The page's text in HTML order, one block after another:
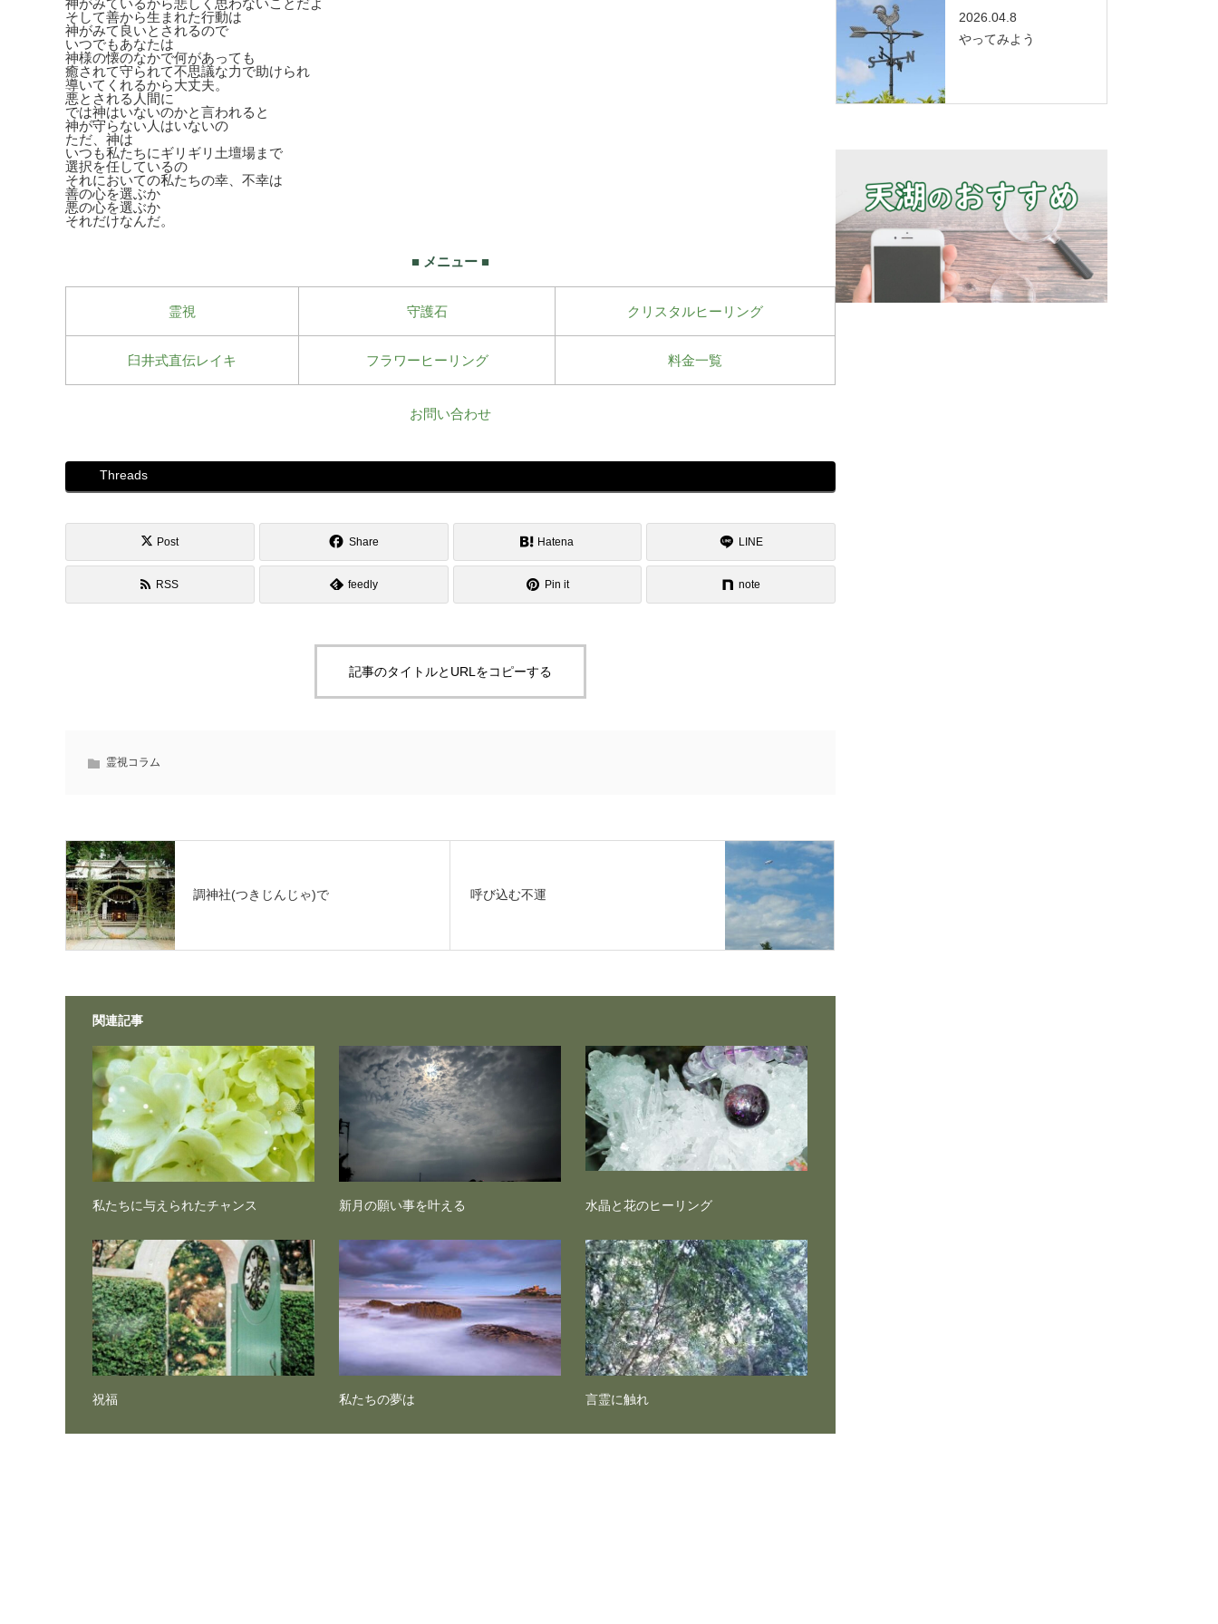
そして善から生まれた行動は
神がみて良いとされるので
いつでもあなたは
神様の懐のなかで何があっても
癒されて守られて不思議な力で助けられ
導いてくれるから大丈夫。
悪とされる人間に
では神はいないのかと言われると
神が守らない人はいないの
ただ、神は
いつも私たちにギリギリ土壇場まで
選択を任しているの
それにおいての私たちの幸、不幸は
善の心を選ぶか
悪の心を選ぶか
それだけなんだ。
■ メニュー ■
霊視 守護石 クリスタルヒーリング
臼井式直伝レイキ フラワーヒーリング 料金一覧
お問い合わせ
Threads
Post Share Hatena LINE
RSS feedly Pin it note
記事のタイトルとURLをコピーする
霊視コラム
調神社(つきじんじゃ)で 呼び込む不運
関連記事
私たちに与えられたチャンス 新月の願い事を叶える 水晶と花のヒーリング
祝福 私たちの夢は 言霊に触れ
2026.04.8
やってみよう